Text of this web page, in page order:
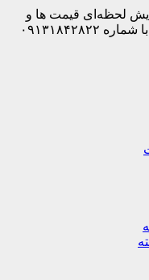
لحظه‌ای قیمت ها و
کمبود اجناس در بازار لطفا قبل از خرید با شماره ۰۹۱۳۱۸۴۲۸۲۲